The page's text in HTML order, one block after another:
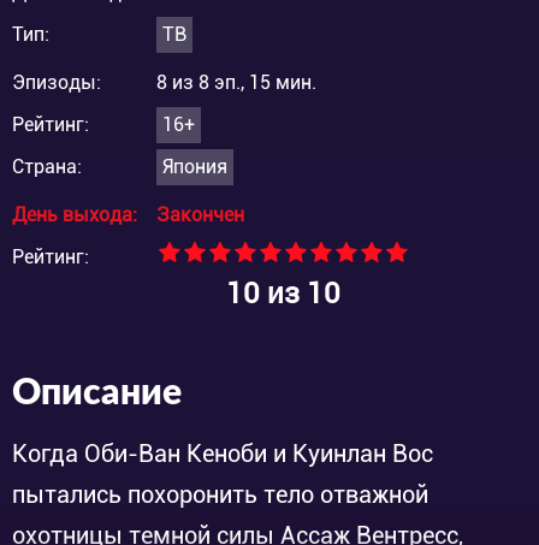
Тип:
ТВ
Эпизоды:
8 из 8 эп., 15 мин.
Рейтинг:
16+
Страна:
Япония
День выхода:
Закончен
Рейтинг:
10из 10
Описание
Когда Оби-Ван Кеноби и Куинлан Вос
пытались похоронить тело отважной
охотницы темной силы Ассаж Вентресс,